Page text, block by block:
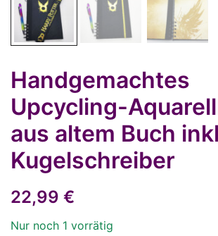
Handgemachtes
Upcycling-
aus altem Buch
Kugelschreiber
22,99 €
Nur noch 1 vorrätig